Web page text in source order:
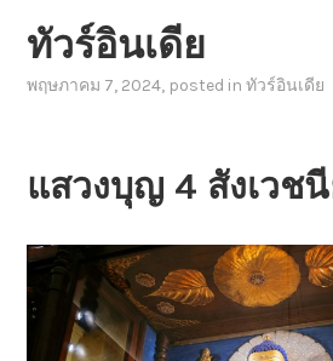
ทัวร์อินเดีย
พฤษภาคม 7, 2024, posted inทัวร์อินเดีย
แสวงบุญ 4 สังเวช